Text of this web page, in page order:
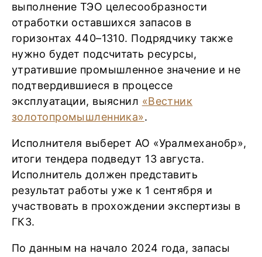
выполнение ТЭО целесообразности
отработки оставшихся запасов в
горизонтах 440–1310. Подрядчику также
нужно будет подсчитать ресурсы,
утратившие промышленное значение и не
подтвердившиеся в процессе
эксплуатации, выяснил «Вестник
золотопромышленника».
Исполнителя выберет АО «Уралмеханобр»,
итоги тендера подведут 13 августа.
Исполнитель должен представить
результат работы уже к 1 сентября и
участвовать в прохождении экспертизы в
ГКЗ.
По данным на начало 2024 года, запасы